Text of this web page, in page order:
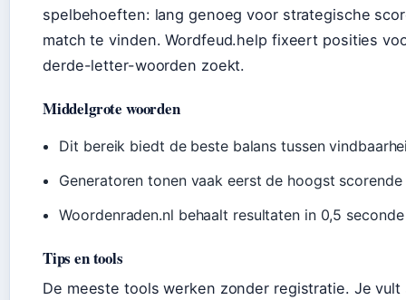
spelbehoeften: lang genoeg voor strategische
match te vinden. Wordfeud.help fixeert posities
derde-letter-woorden zoekt.
Middelgrote woorden
Dit bereik biedt de beste balans tussen
Generatoren tonen vaak eerst de hoogst
Woordenraden.nl behaalt resultaten in 0,5
Tips en tools
De meeste tools werken zonder registratie. Je